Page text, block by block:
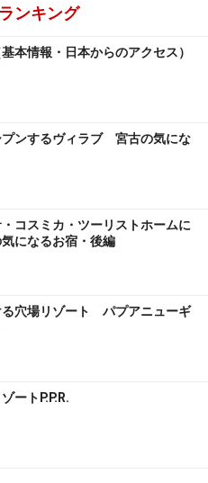
ンキング
本情報・日本からのアクセス）
プンするヴィラブ 宮古の気にな
コスミカ・ツーリストホームに
になるお宿・後編
る穴場リゾート パプアニューギ
ートP.P.R.